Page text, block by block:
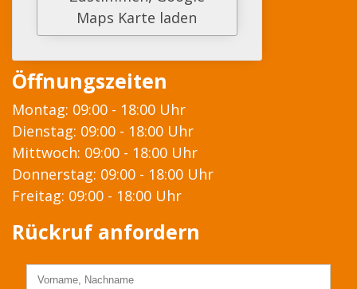
Öffnungszeiten
Montag: 09:00 - 18:00 Uhr
Dienstag: 09:00 - 18:00 Uhr
Mittwoch: 09:00 - 18:00 Uhr
Donnerstag: 09:00 - 18:00 Uhr
Freitag: 09:00 - 18:00 Uhr
Rückruf anfordern